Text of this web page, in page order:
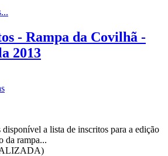
- Rampa da Covilhã -
2013
disponível a lista de inscritos para a edição
da rampa...